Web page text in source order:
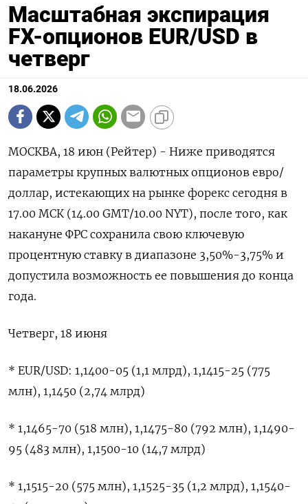
Масштабная экспирация
FX-опционов EUR/USD в
четверг
18.06.2026
МОСКВА, 18 июн (Рейтер) - Ниже приводятся
параметры крупных валютных опционов ‌евро/
доллар, истекающих на рынке форекс сегодня в
17.00 ​МСК (14.00 ​GMT/10.00 NYT), ​после того, ⁠как
накануне ‌ФРС сохранила свою ‌ключевую
процентную ставку в диапазоне 3,50%-3,75% ​и
допустила ‌возможность ее повышения ​до конца
года.
Четверг, 18 ‌июня
* EUR/USD: 1,1400-05 (1,1 млрд), 1,1415-25 (775
млн), 1,1450 (2,74 ​млрд)
* ​1,1465-70 (518 ‌млн), 1,1475-80 (792 млн), 1,1490-
95 (483 млн), ​1,1500-10 (14,7 млрд)
* 1,1515-20 (575 млн), 1,1525-35 (1,2 млрд), 1,1540-